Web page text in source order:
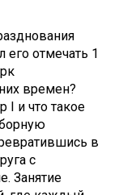
его отмечать 1
времен?
I и что такое
в
с
Занятие